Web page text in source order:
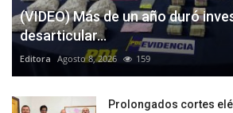
(VIDEO) Más de un año duró
desarticular...
Editora Agosto 8, 2026 159
Prolongados cortes